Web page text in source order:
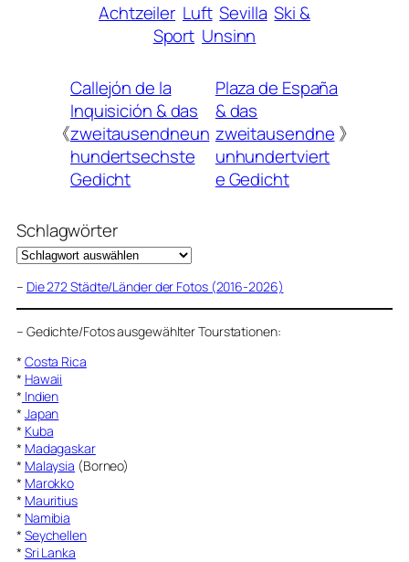
Achtzeiler Luft Sevilla Ski &
Sport Unsinn
《
Callejón de la
Inquisición & das
zweitausendneun
hundertsechste
Gedicht
Plaza de España
& das
zweitausendne
unhundertviert
e Gedicht
》
Schlagwörter
– Die 272 Städte/Länder der Fotos (2016-2026)
– Gedichte/Fotos ausgewählter Tourstationen:
* Costa Rica
* Hawaii
* Indien
* Japan
* Kuba
* Madagaskar
* Malaysia (Borneo)
* Marokko
* Mauritius
* Namibia
* Seychellen
* Sri Lanka